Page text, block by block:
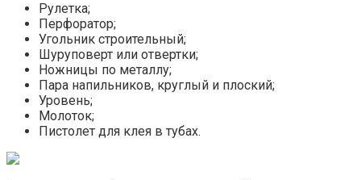
Рулетка;
Перфоратор;
Угольник строительный;
Шуруповерт или отвертки;
Ножницы по металлу;
Пара напильников, круглый и плоский;
Уровень;
Молоток;
Пистолет для клея в тубах.